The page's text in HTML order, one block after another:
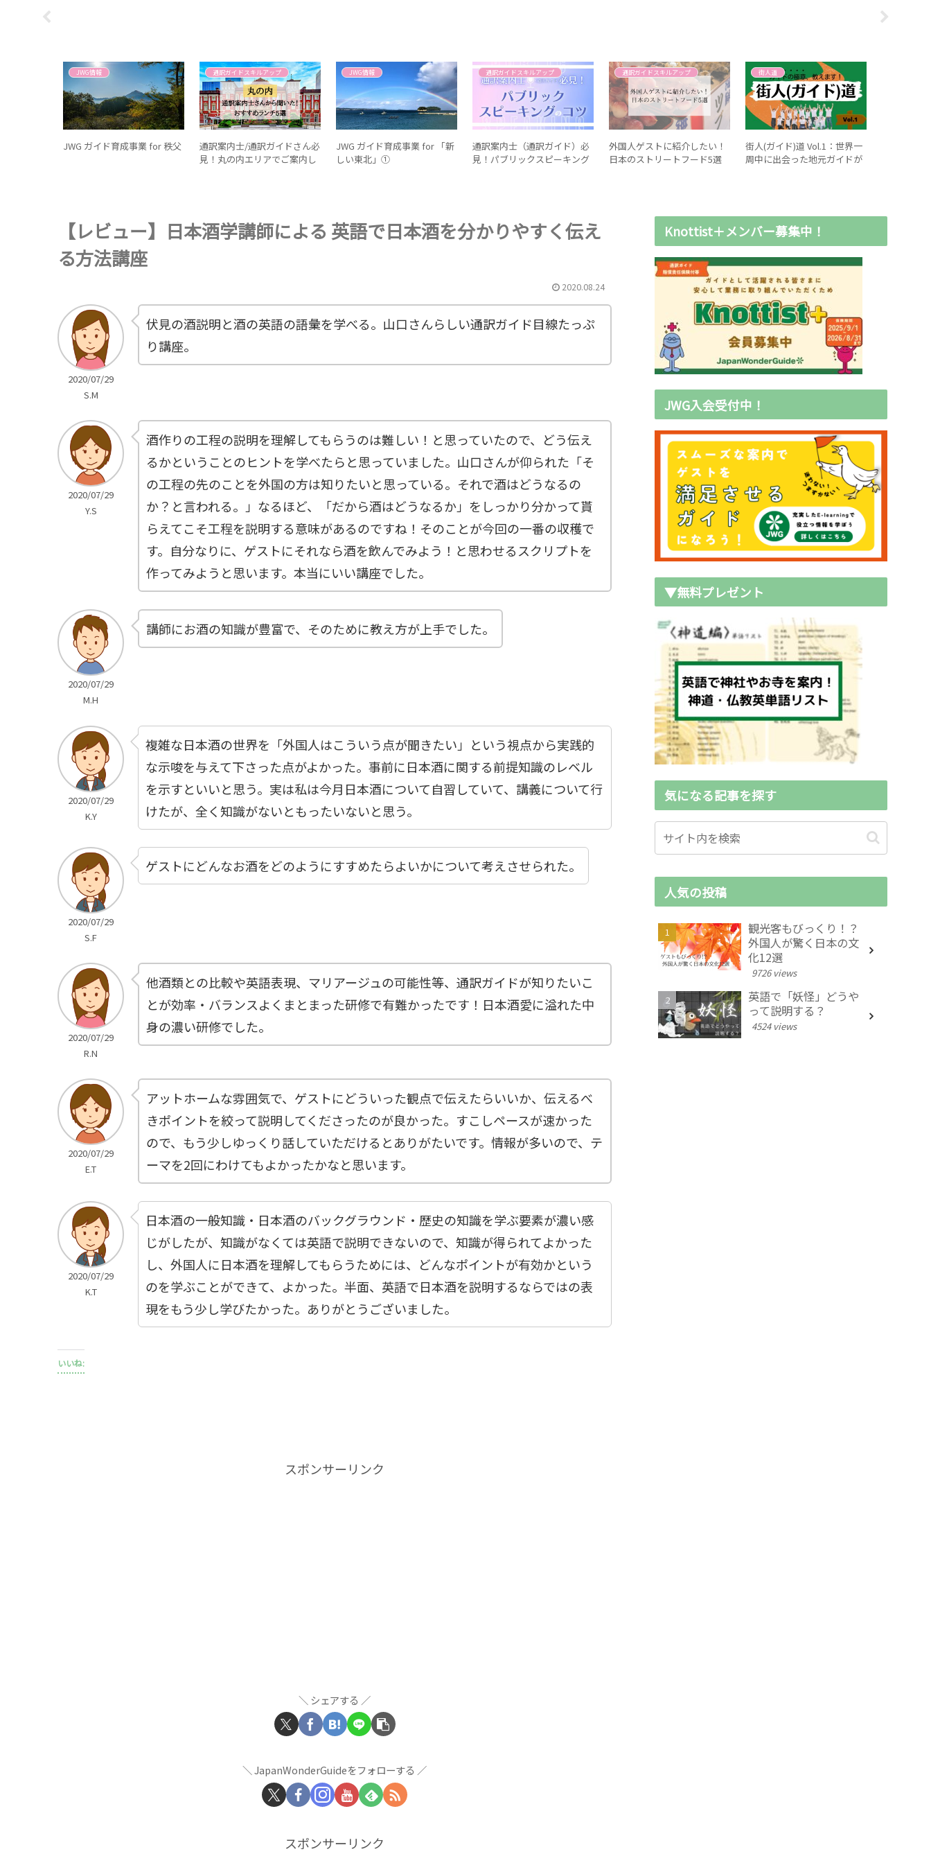
JWG情報
JWG ガイド育成事業 for 秩父
通訳ガイドスキルアップ
通訳案内士/通訳ガイドさん必
見！丸の内エリアでご案内し
JWG情報
JWG ガイド育成事業 for 「新
しい東北」①
通訳ガイドスキルアップ
通訳案内士（通訳ガイド）必
見！パブリックスピーキング
通訳ガイドスキルアップ
外国人ゲストに紹介したい！
日本のストリートフード5選
街人道
街人(ガイド)道 Vol.1：世界一
周中に出会った地元ガイドが
【レビュー】日本酒学講師による 英語で日本酒を分かりやすく伝え
る方法講座
2020.08.24
2020/07/29
S.M
伏見の酒説明と酒の英語の語彙を学べる。山口さんらしい通訳ガイド目線たっぷ
り講座。
2020/07/29
Y.S
酒作りの工程の説明を理解してもらうのは難しい！と思っていたので、どう伝え
るかということのヒントを学べたらと思っていました。山口さんが仰られた「そ
の工程の先のことを外国の方は知りたいと思っている。それで酒はどうなるの
か？と言われる。」なるほど、「だから酒はどうなるか」をしっかり分かって貰
らえてこそ工程を説明する意味があるのですね！そのことが今回の一番の収穫で
す。自分なりに、ゲストにそれなら酒を飲んでみよう！と思わせるスクリプトを
作ってみようと思います。本当にいい講座でした。
2020/07/29
M.H
講師にお酒の知識が豊富で、そのために教え方が上手でした。
2020/07/29
K.Y
複雑な日本酒の世界を「外国人はこういう点が聞きたい」という視点から実践的
な示唆を与えて下さった点がよかった。事前に日本酒に関する前提知識のレベル
を示すといいと思う。実は私は今月日本酒について自習していて、講義について行
けたが、全く知識がないともったいないと思う。
2020/07/29
S.F
ゲストにどんなお酒をどのようにすすめたらよいかについて考えさせられた。
2020/07/29
R.N
他酒類との比較や英語表現、マリアージュの可能性等、通訳ガイドが知りたいこ
とが効率・バランスよくまとまった研修で有難かったです！日本酒愛に溢れた中
身の濃い研修でした。
2020/07/29
E.T
アットホームな雰囲気で、ゲストにどういった観点で伝えたらいいか、伝えるべ
きポイントを絞って説明してくださったのが良かった。すこしペースが速かった
ので、もう少しゆっくり話していただけるとありがたいです。情報が多いので、テ
ーマを2回にわけてもよかったかなと思います。
2020/07/29
K.T
日本酒の一般知識・日本酒のバックグラウンド・歴史の知識を学ぶ要素が濃い感
じがしたが、知識がなくては英語で説明できないので、知識が得られてよかった
し、外国人に日本酒を理解してもらうためには、どんなポイントが有効かという
のを学ぶことができて、よかった。半面、英語で日本酒を説明するならではの表
現をもう少し学びたかった。ありがとうございました。
いいね:
スポンサーリンク
シェアする
JapanWonderGuideをフォローする
スポンサーリンク
Knottist＋メンバー募集中！
JWG入会受付中！
▼無料プレゼント
気になる記事を探す
人気の投稿
観光客もびっくり！？
外国人が驚く日本の文
化12選
9726 views
英語で「妖怪」どうや
って説明する？
4524 views